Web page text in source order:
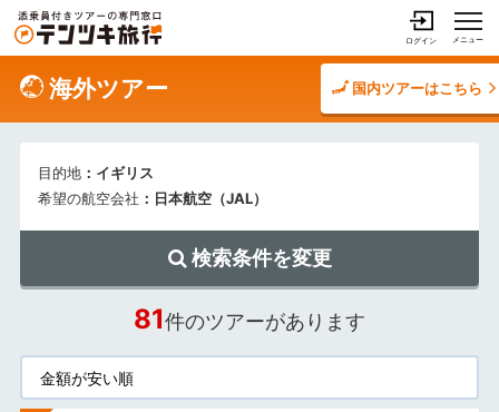
ログイン メニュー
海外ツアー 国内ツアーはこちら
目的地 ：イギリス
希望の航空会社 ：日本航空（JAL）
検索条件を変更
81件のツアーがあります